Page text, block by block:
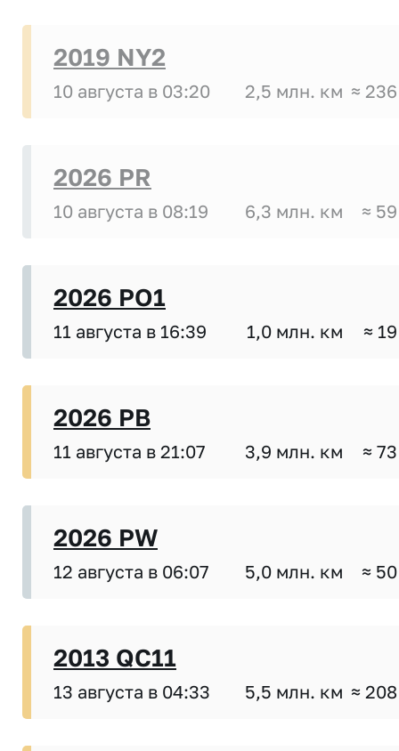
2019 NY2
10 августа в 03:20 2,5 млн. км ≈
2026 PR
10 августа в 08:19 6,3 млн. км ≈
2026 PO1
11 августа в 16:39 1,0 млн. км ≈
2026 PB
11 августа в 21:07 3,9 млн. км ≈
2026 PW
12 августа в 06:07 5,0 млн. км ≈
2013 QC11
13 августа в 04:33 5,5 млн. км ≈